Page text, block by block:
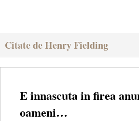
Citate de Henry Fielding
E innascuta in firea
oameni…